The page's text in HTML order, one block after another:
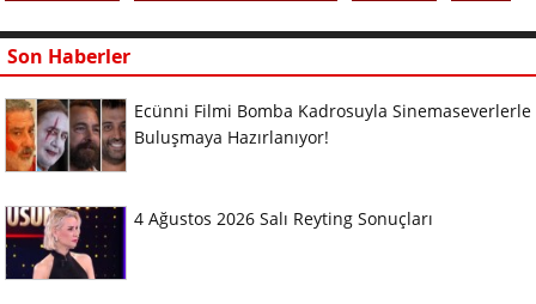
Son Haberler
Ecünni Filmi Bomba Kadrosuyla Sinemaseverlerle
Buluşmaya Hazırlanıyor!
4 Ağustos 2026 Salı Reyting Sonuçları